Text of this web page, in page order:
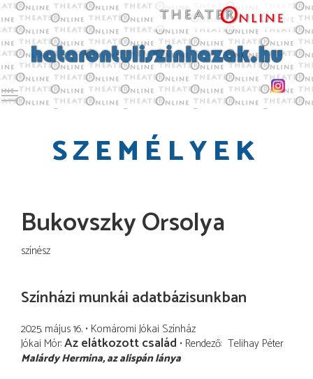
Toggle main menu visibility
SZEMÉLYEK
Bukovszky Orsolya
színész
Színházi munkái adatbázisunkban
2025. május 16. Komáromi Jókai Színház
Jókai Mór Az elátkozott család Rendező Telihay Péter
Malárdy Hermina az alispán lánya